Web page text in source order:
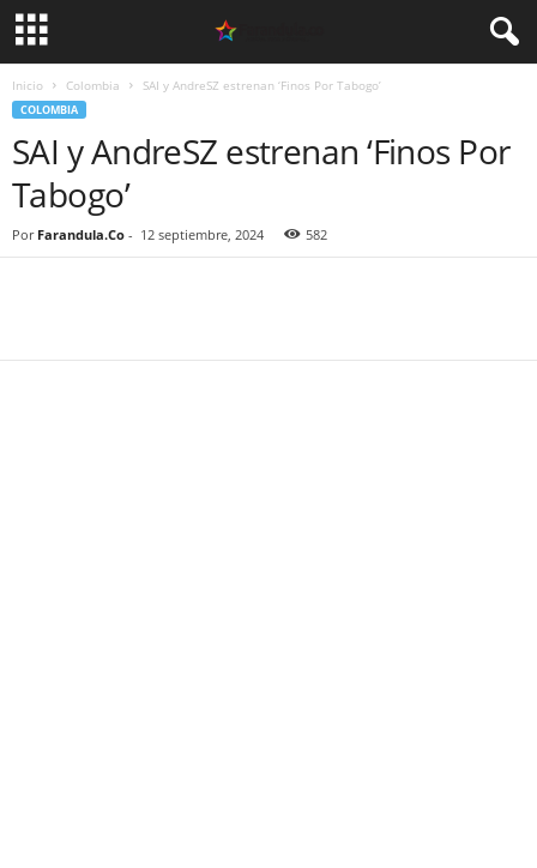
Inicio Colombia SAI y AndreSZ estrenan ‘Finos Por Tabogo’
COLOMBIA
SAI y AndreSZ estrenan ‘Finos Por
Tabogo’
Por Farandula.Co - 12 septiembre, 2024 582